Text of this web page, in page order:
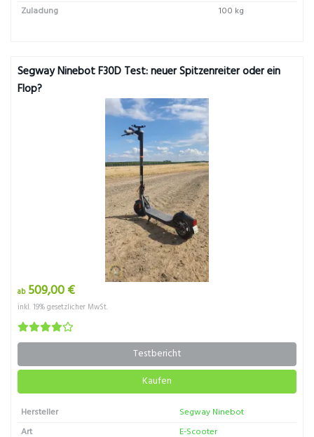
Zuladung
100 kg
Segway Ninebot F30D Test: neuer Spitzenreiter oder ein
Flop?
ab509,00 €
inkl. 19% gesetzlicher MwSt.
Testbericht
Kaufen
Hersteller
Segway Ninebot
Art
E-Scooter